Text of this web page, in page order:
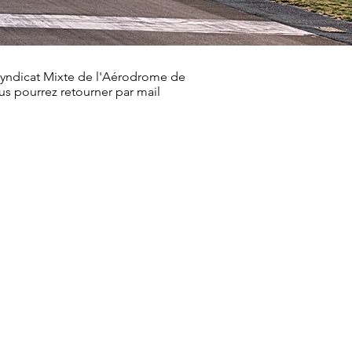
Mixte de l'Aérodrome de
pourrez retourner par mail